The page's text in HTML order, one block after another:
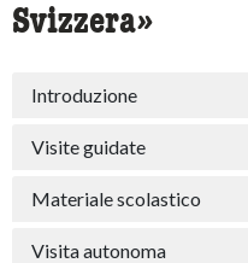
Svizzera»
Introduzione
Visite guidate
Materiale scolastico
Visita autonoma